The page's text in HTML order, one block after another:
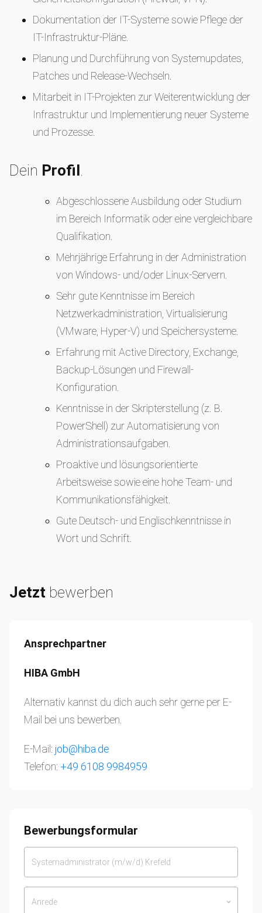
Dokumentation der IT-Systeme sowie Pflege der
IT-Infrastruktur-Pläne.
Planung und Durchführung von Systemupdates,
Patches und Release-Wechseln.
Mitarbeit in IT-Projekten zur Weiterentwicklung der
Infrastruktur und Implementierung neuer Systeme
und Prozesse.
Dein Profil.
Abgeschlossene Ausbildung oder Studium
im Bereich Informatik oder eine vergleichbare
Qualifikation.
Mehrjährige Erfahrung in der Administration
von Windows- und/oder Linux-Servern.
Sehr gute Kenntnisse im Bereich
Netzwerkadministration, Virtualisierung
(VMware, Hyper-V) und Speichersysteme.
Erfahrung mit Active Directory, Exchange,
Backup-Lösungen und Firewall-
Konfiguration.
Kenntnisse in der Skripterstellung (z. B.
PowerShell) zur Automatisierung von
Administrationsaufgaben.
Proaktive und lösungsorientierte
Arbeitsweise sowie eine hohe Team- und
Kommunikationsfähigkeit.
Gute Deutsch- und Englischkenntnisse in
Wort und Schrift.
Jetzt bewerben
Ansprechpartner
HIBA GmbH
Alternativ kannst du dich auch sehr gerne per E-
Mail bei uns bewerben.
E-Mail: job@hiba.de
Telefon: +49 6108 9984959
Bewerbungsformular
Anrede keyboard_arrow_down